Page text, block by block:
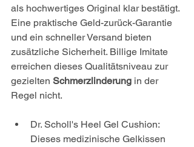
als hochwertiges Original klar bestätigt.
Eine praktische Geld-zurück-Garantie
und ein schneller Versand bieten
zusätzliche Sicherheit. Billige Imitate
erreichen dieses Qualitätsniveau zur
gezielten Schmerzlinderung in der
Regel nicht.
Dr. Scholl's Heel Gel Cushion:
Dieses medizinische Gelkissen